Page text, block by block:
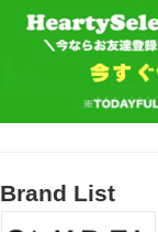
Brand List